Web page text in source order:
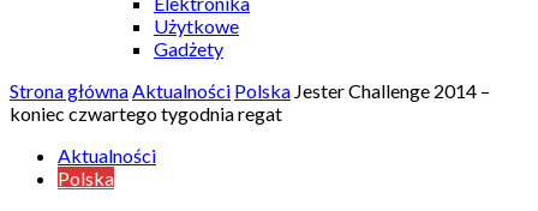
Użytkowe
Gadżety
Strona głównaAktualności Polska Jester Challenge 2014 –
koniec czwartego tygodnia regat
Aktualności
Polska